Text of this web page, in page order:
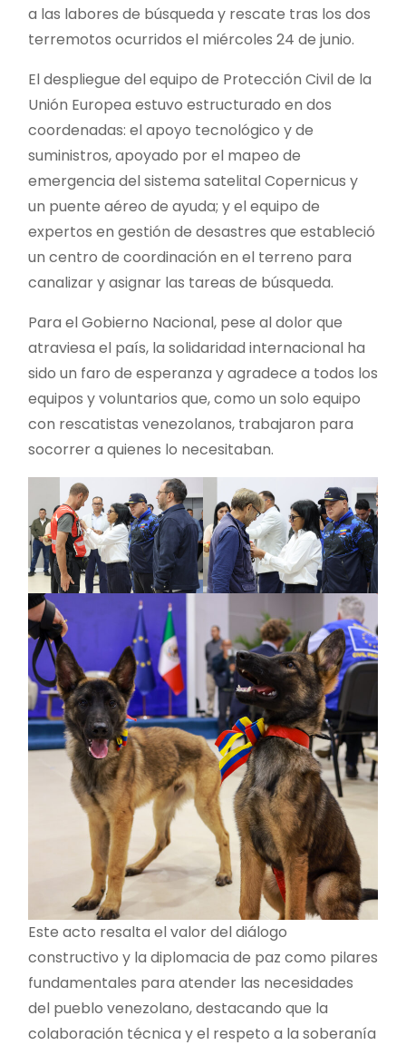
a las labores de búsqueda y rescate tras los dos
terremotos ocurridos el miércoles 24 de junio.
El despliegue del equipo de Protección Civil de la
Unión Europea estuvo estructurado en dos
coordenadas: el apoyo tecnológico y de
suministros, apoyado por el mapeo de
emergencia del sistema satelital Copernicus y
un puente aéreo de ayuda; y el equipo de
expertos en gestión de desastres que estableció
un centro de coordinación en el terreno para
canalizar y asignar las tareas de búsqueda.
Para el Gobierno Nacional, pese al dolor que
atraviesa el país, la solidaridad internacional ha
sido un faro de esperanza y agradece a todos los
equipos y voluntarios que, como un solo equipo
con rescatistas venezolanos, trabajaron para
socorrer a quienes lo necesitaban.
Este acto resalta el valor del diálogo
constructivo y la diplomacia de paz como pilares
fundamentales para atender las necesidades
del pueblo venezolano, destacando que la
colaboración técnica y el respeto a la soberanía